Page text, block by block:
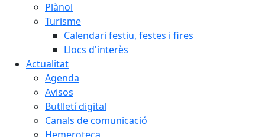
Plànol
Turisme
Calendari festiu, festes i fires
Llocs d'interès
Actualitat
Agenda
Avisos
Butlletí digital
Canals de comunicació